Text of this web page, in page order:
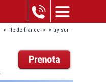
> île-de-france > vitry-sur-